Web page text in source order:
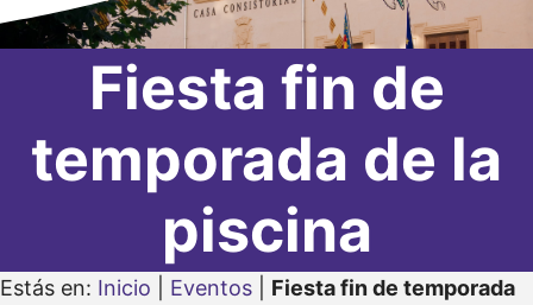
Fiesta fin de
temporada de la
piscina
Estás en: Inicio Eventos
Fiesta fin de temporada